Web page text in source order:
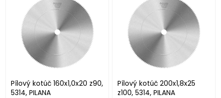
Pílový kotúč 160x1,0x20 z90,
5314, PILANA
Pílový kotúč 200x1,8x25
z100, 5314, PILANA